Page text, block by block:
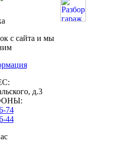
с сайта и мы
д.3
74
44